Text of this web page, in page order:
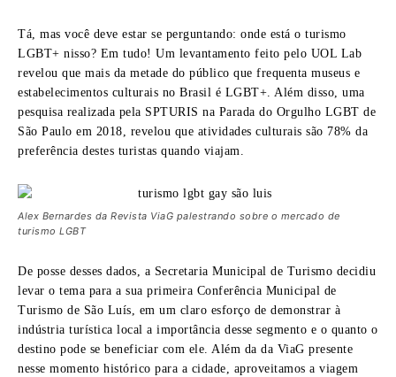
Tá, mas você deve estar se perguntando: onde está o turismo
LGBT+ nisso? Em tudo! Um levantamento feito pelo UOL Lab
revelou que mais da metade do público que frequenta museus e
estabelecimentos culturais no Brasil é LGBT+. Além disso, uma
pesquisa realizada pela SPTURIS na Parada do Orgulho LGBT de
São Paulo em 2018, revelou que atividades culturais são 78% da
preferência destes turistas quando viajam.
Alex Bernardes da Revista ViaG palestrando sobre o mercado de
turismo LGBT
De posse desses dados, a Secretaria Municipal de Turismo decidiu
levar o tema para a sua primeira Conferência Municipal de
Turismo de São Luís, em um claro esforço de demonstrar à
indústria turística local a importância desse segmento e o quanto o
destino pode se beneficiar com ele. Além da da ViaG presente
nesse momento histórico para a cidade, aproveitamos a viagem